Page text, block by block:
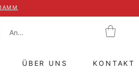
Anmelden
ÜBER UNS KONTAKT